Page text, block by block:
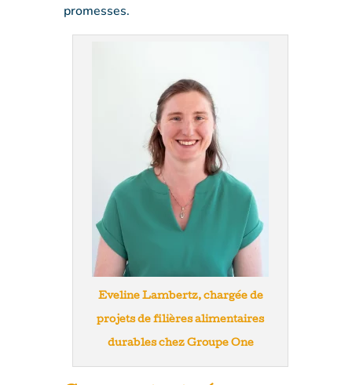
promesses.
Eveline Lambertz, chargée de
projets de filières alimentaires
durables chez Groupe One